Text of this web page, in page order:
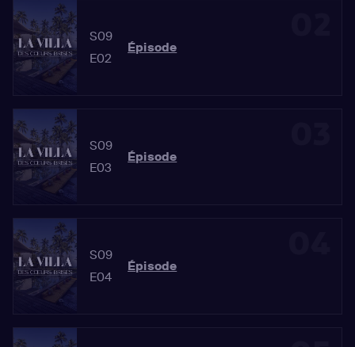
S09
E02
Épisode
S09
E03
Épisode
S09
E04
Épisode